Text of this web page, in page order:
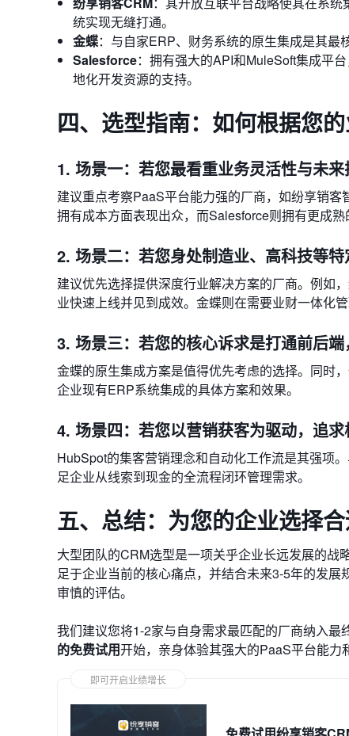
统实现无缝打通。
金蝶：与自家ERP、财务系统的原生集成是其最
Salesforce：拥有强大的API和MuleSoft集成平
地化开发资源的支持。
四、选型指南：如何根据您
1. 场景一：若您最看重业务灵活性与未
建议重点考察PaaS平台能力强的厂商，如纷享销
拥有成本方面表现出众，而Salesforce则拥有更成熟
2. 场景二：若您身处制造业、高科技等
建议优先选择提供深度行业解决方案的厂商。例如
业快速上线并见到成效。金蝶则在需要业财一体化
3. 场景三：若您的核心诉求是打通前后
金蝶的原生集成方案是值得优先考虑的选择。同时
企业现有ERP系统集成的具体方案和效果。
4. 场景四：若您以营销获客为驱动，追
HubSpot的集客营销理念和自动化工作流是其强项
足企业从线索到现金的全流程闭环管理需求。
五、总结：为您的企业选择
大型团队的CRM选型是一项关乎企业长远发展的战
足于企业当前的核心痛点，并结合未来3-5年的发
审慎的评估。
我们建议您将1-2家与自身需求最匹配的厂商纳入
的免费试用开始，亲身体验其强大的PaaS平台能力
即可开启业绩增长